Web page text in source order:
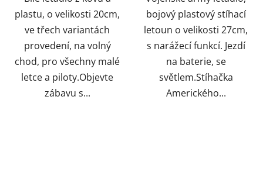
plastu, o velikosti 20cm,
ve třech variantách
provedení, na volný
chod, pro všechny malé
letce a piloty.Objevte
zábavu s...
bojový plastový stíhací
letoun o velikosti 27cm,
s narážecí funkcí. Jezdí
na baterie, se
světlem.Stíhačka
Amerického...